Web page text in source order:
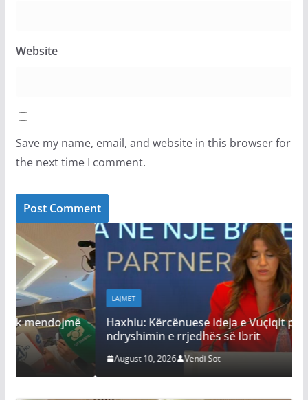
Website
Save my name, email, and website in this browser for
the next time I comment.
LAJMET
Haxhiu: Kërcënuese ideja e Vuçiqit për
ndryshimin e rrjedhës së Ibrit
August 10, 2026 Vendi Sot